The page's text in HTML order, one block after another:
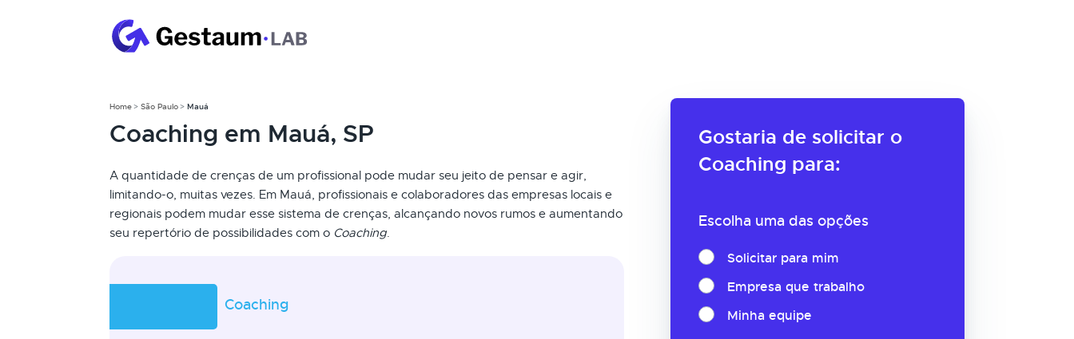
Gostaria de solicitar o
Coaching para:
Escolha uma das opções
Solicitar para mim
Empresa que trabalho
Minha equipe
Home São Paulo Mauá
Coaching em Mauá, SP
A quantidade de crenças de um profissional pode mudar seu jeito de pensar e agir,
limitando-o, muitas vezes. Em Mauá, profissionais e colaboradores das empresas locais e
regionais podem mudar esse sistema de crenças, alcançando novos rumos e aumentando
seu repertório de possibilidades com o Coaching.